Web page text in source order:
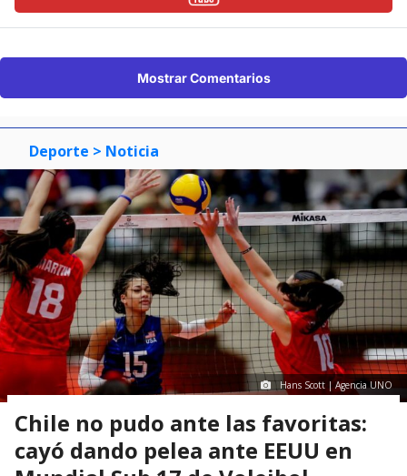
Mostrar Comentarios
Deporte > Noticia
Hans Scott | Agencia UNO
Chile no pudo ante las favoritas:
cayó dando pelea ante EEUU en